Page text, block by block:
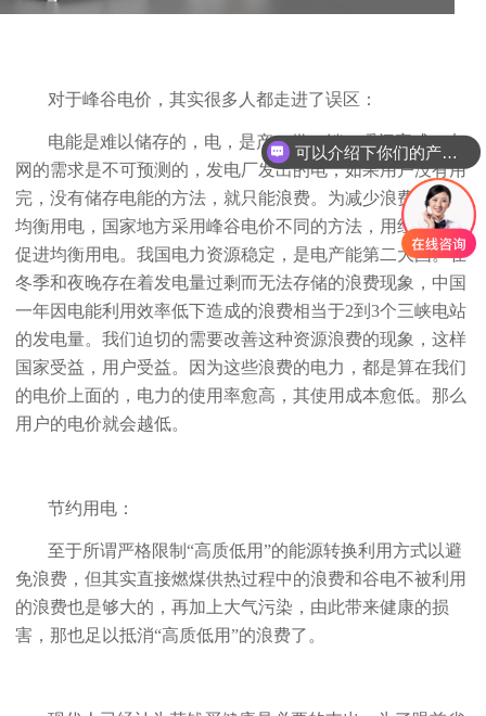
对于峰谷电价，其实很多人都走进了误区：
电能是难以储存的，电，是产、供、销，瞬间完成。电
网的需求是不可预测的，发电厂发出的电，如果用户没有用
完，没有储存电能的方法，就只能浪费。为减少浪费尽可能
均衡用电，国家地方采用峰谷电价不同的方法，用经济杠杆
促进均衡用电。我国电力资源稳定，是电产能第二大国。在
冬季和夜晚存在着发电量过剩而无法存储的浪费现象，中国
一年因电能利用效率低下造成的浪费相当于2到3个三峡电站
的发电量。我们迫切的需要改善这种资源浪费的现象，这样
国家受益，用户受益。因为这些浪费的电力，都是算在我们
的电价上面的，电力的使用率愈高，其使用成本愈低。那么
用户的电价就会越低。
节约用电：
至于所谓严格限制“高质低用”的能源转换利用方式以避
免浪费，但其实直接燃煤供热过程中的浪费和谷电不被利用
的浪费也是够大的，再加上大气污染，由此带来健康的损
害，那也足以抵消“高质低用”的浪费了。
可以介绍下你们的产品么？